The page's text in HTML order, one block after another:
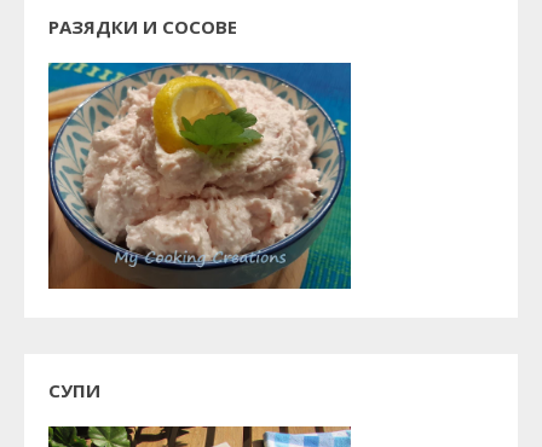
РАЗЯДКИ И СОСОВЕ
СУПИ